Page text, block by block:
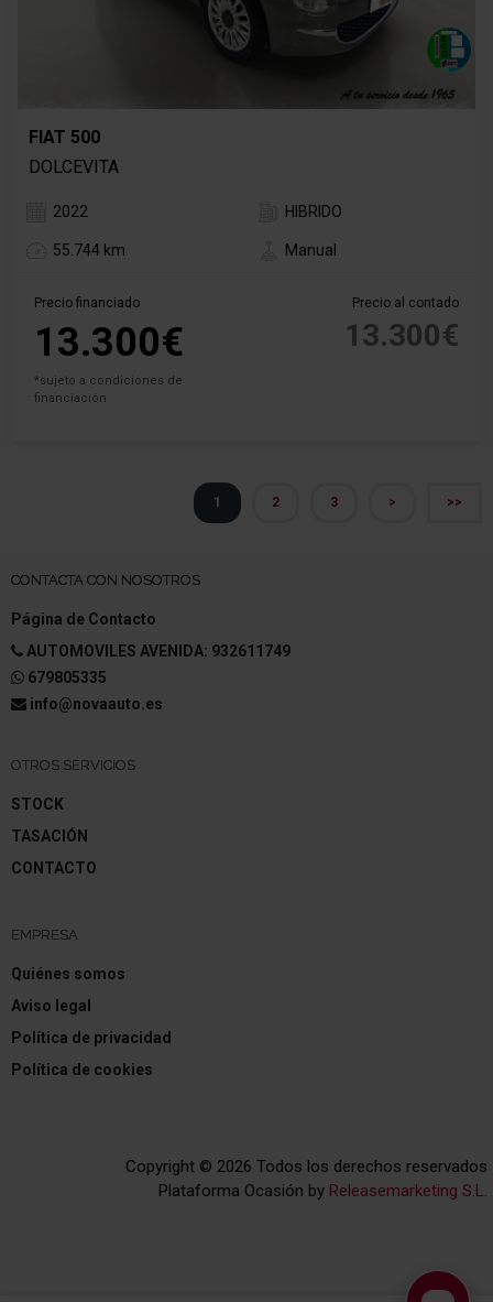
FIAT 500
DOLCEVITA
2022 HIBRIDO
55.744 km Manual
Precio financiado
13.300€
*sujeto a condiciones de
financiación
Precio al contado
13.300€
1 2 3 > >>
CONTACTA CON NOSOTROS
Página de Contacto
AUTOMOVILES AVENIDA: 932611749
679805335
info@novaauto.es
OTROS SERVICIOS
STOCK
TASACIÓN
CONTACTO
EMPRESA
Quiénes somos
Aviso legal
Política de privacidad
Política de cookies
Copyright © 2026 Todos los derechos reservados
Plataforma Ocasión by Releasemarketing S.L.